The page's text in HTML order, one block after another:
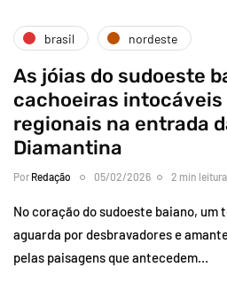
brasil nordeste
As jóias do sudoeste
cachoeiras intocáveis
regionais na entrada
Diamantina
Por Redação 05/02/2026 2 min leitura
No coração do sudoeste baiano,
aguarda por desbravadores e
pelas paisagens que antecedem…